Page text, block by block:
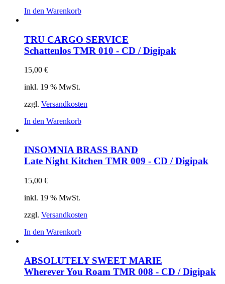
In den Warenkorb
TRU CARGO SERVICE
Schattenlos TMR 010 - CD / Digipak
15,00 €
inkl. 19 % MwSt.
zzgl. Versandkosten
In den Warenkorb
INSOMNIA BRASS BAND
Late Night Kitchen TMR 009 - CD / Digipak
15,00 €
inkl. 19 % MwSt.
zzgl. Versandkosten
In den Warenkorb
ABSOLUTELY SWEET MARIE
Wherever You Roam TMR 008 - CD / Digipak